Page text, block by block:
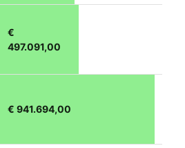
€
497.091,00
€ 941.694,00